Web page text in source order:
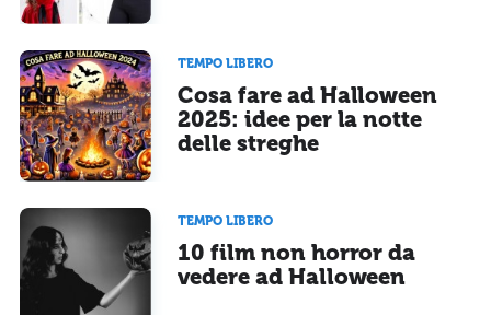
TEMPO LIBERO
Cosa fare ad Halloween
2025: idee per la notte
delle streghe
TEMPO LIBERO
10 film non horror da
vedere ad Halloween